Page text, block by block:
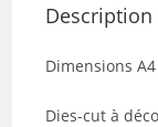
5
Description
Dimensions A4
Dies-cut à